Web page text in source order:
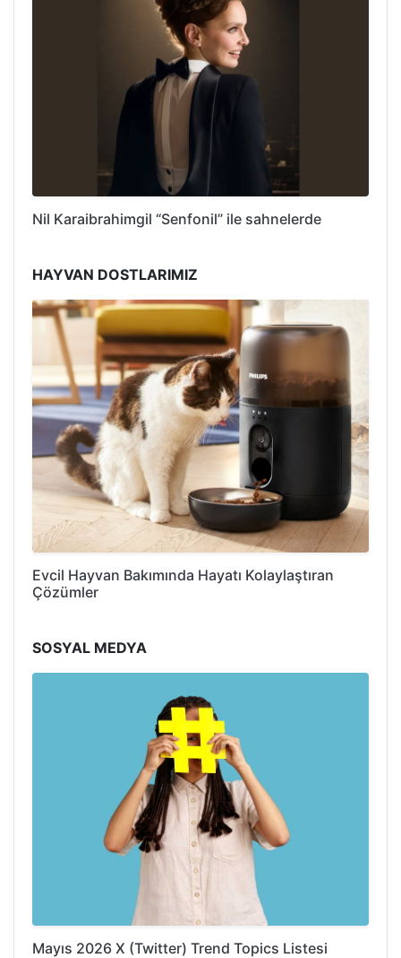
Nil Karaibrahimgil “Senfonil” ile sahnelerde
HAYVAN DOSTLARIMIZ
Evcil Hayvan Bakımında Hayatı Kolaylaştıran
Çözümler
SOSYAL MEDYA
Mayıs 2026 X (Twitter) Trend Topics Listesi